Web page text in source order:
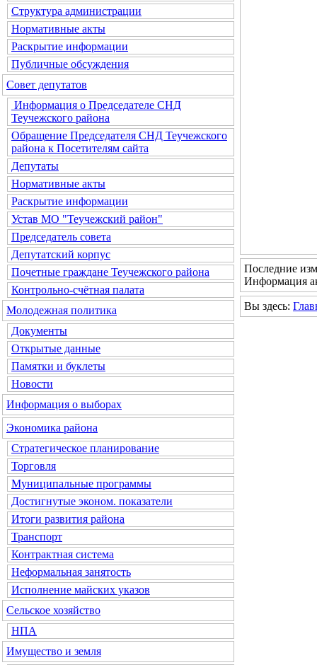
Структура администрации
Нормативные акты
Раскрытие информации
Публичные обсуждения
Совет депутатов
Информация о Председателе СНД
Теучежского района
Обращение Председателя СНД Теучежского
района к Посетителям сайта
Депутаты
Нормативные акты
Раскрытие информации
Устав МО "Теучежский район"
Председатель совета
Депутатский корпус
Почетные граждане Теучежского района
Контрольно-счётная палата
Молодежная политика
Документы
Открытые данные
Памятки и буклеты
Новости
Информация о выборах
Экономика района
Стратегическое планирование
Торговля
Муниципальные программы
Достигнутые эконом. показатели
Итоги развития района
Транспорт
Контрактная система
Неформальная занятость
Исполнение майских указов
Сельское хозяйство
НПА
Имущество и земля
Последние
Информация
Вы здесь: